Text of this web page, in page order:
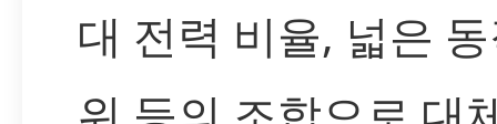
대 전력 비율, 넓은